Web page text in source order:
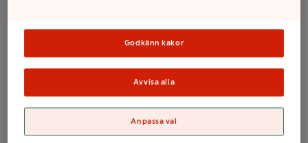
Milkshake ProPud
Brownie 330ml
Godkänn kakor
Avvisa alla
Anpassa val